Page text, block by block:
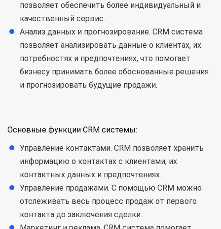
позволяет обеспечить более индивидуальный и
качественный сервис.
Анализ данных и прогнозирование. CRM система
позволяет анализировать данные о клиентах, их
потребностях и предпочтениях, что помогает
бизнесу принимать более обоснованные решения
и прогнозировать будущие продажи.
Основные функции CRM системы:
Управление контактами. CRM позволяет хранить
информацию о контактах с клиентами, их
контактных данных и предпочтениях.
Управление продажами. С помощью CRM можно
отслеживать весь процесс продаж от первого
контакта до заключения сделки.